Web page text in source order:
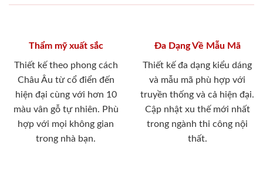
Thẩm mỹ xuất sắc
Thiết kế theo phong cách
Châu Âu từ cổ điển đến
hiện đại cùng với hơn 10
màu vân gỗ tự nhiên. Phù
hợp với mọi không gian
trong nhà bạn.
Đa Dạng Về Mẫu Mã
Thiết kế đa dạng kiểu dáng
và mẫu mã phù hợp với
truyền thống và cả hiện đại.
Cập nhật xu thế mới nhất
trong ngành thi công nội
thất.